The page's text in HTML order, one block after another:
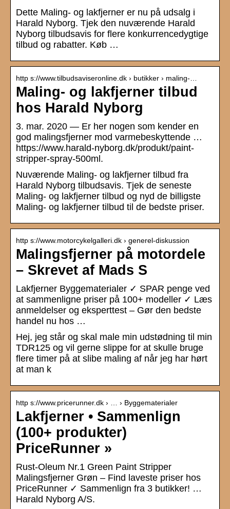
Dette Maling- og lakfjerner er nu på udsalg i
Harald Nyborg. Tjek den nuværende Harald
Nyborg tilbudsavis for flere konkurrencedygtige
tilbud og rabatter. Køb …
http s://www.tilbudsaviseronline.dk › butikker › maling-…
Maling- og lakfjerner tilbud
hos Harald Nyborg
3. mar. 2020 — Er her nogen som kender en
god malingsfjerner mod varmebeskyttende …
https://www.harald-nyborg.dk/produkt/paint-
stripper-spray-500ml.
Nuværende Maling- og lakfjerner tilbud fra
Harald Nyborg tilbudsavis. Tjek de seneste
Maling- og lakfjerner tilbud og nyd de billigste
Maling- og lakfjerner tilbud til de bedste priser.
http s://www.motorcykelgalleri.dk › generel-diskussion
Malingsfjerner på motordele
– Skrevet af Mads S
Lakfjerner Byggematerialer ✓ SPAR penge ved
at sammenligne priser på 100+ modeller ✓ Læs
anmeldelser og eksperttest – Gør den bedste
handel nu hos …
Hej, jeg står og skal male min udstødning til min
TDR125 og vil gerne slippe for at skulle bruge
flere timer på at slibe maling af når jeg har hørt
at man k
http s://www.pricerunner.dk › … › Byggematerialer
Lakfjerner • Sammenlign
(100+ produkter)
PriceRunner »
Rust-Oleum Nr.1 Green Paint Stripper
Malingsfjerner Grøn – Find laveste priser hos
PriceRunner ✓ Sammenlign fra 3 butikker! …
Harald Nyborg A/S.